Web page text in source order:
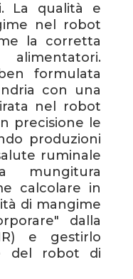
La qualità e
nel robot
la corretta
formulata
con una
nel robot
precisione le
produzioni
ruminale
mungitura
calcolare in
di mangime
dalla
e gestirlo
del robot di